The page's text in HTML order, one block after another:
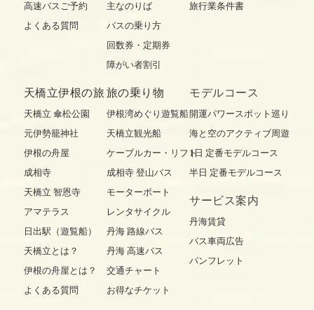
高速バスご予約
よくある質問
主なのりば
バスの乗り方
回数券・定期券
障がい者割引
旅行業条件書
天橋立伊根の旅
天橋立 傘松公園
元伊勢籠神社
伊根の舟屋
成相寺
天橋立 智恩寺
アマテラス
日出駅（遊覧船）
天橋立とは？
伊根の舟屋とは？
よくある質問
旅の乗り物
伊根湾めぐり遊覧船
天橋立観光船
ケーブルカー・リフト
成相寺 登山バス
モーターボート
レンタサイクル
丹海 路線バス
丹海 高速バス
交通チャート
お得なチケット
モデルコース
開運パワースポット巡り
海と空のアクティブ周遊
1日 定番モデルコース
半日 定番モデルコース
サービス案内
丹海賃貸
バス車両広告
パンフレット